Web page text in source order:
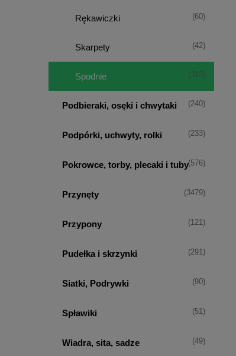
Rękawiczki (60)
Skarpety (42)
Spodnie (313)
Podbieraki, osęki i chwytaki (240)
Podpórki, uchwyty, rolki (233)
Pokrowce, torby, plecaki i tuby(576)
Przynęty (3479)
Przypony (121)
Pudełka i skrzynki (291)
Siatki, Podrywki (90)
Spławiki (51)
Wiadra, sita, sadze (49)